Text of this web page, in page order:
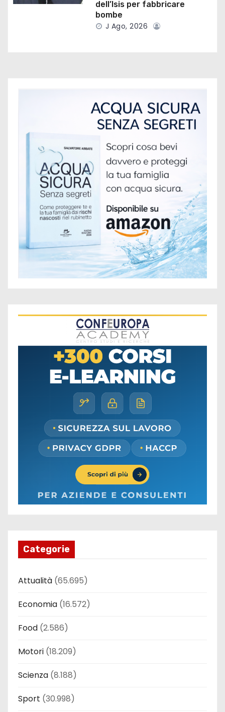
c
dell’Isis per fabbricare
bombe
J Ago, 2026
Categorie
Attualità (65.695)
Economia (16.572)
Food (2.586)
Motori (18.209)
Scienza (8.188)
Sport (30.998)